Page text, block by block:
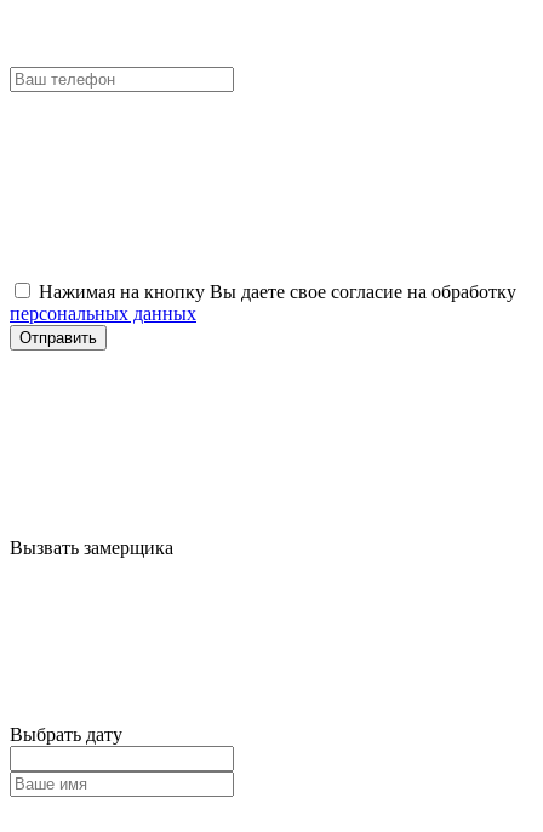
Нажимая на кнопку Вы даете свое согласие на обработку
персональных данных
Отправить
Вызвать замерщика
Выбрать дату